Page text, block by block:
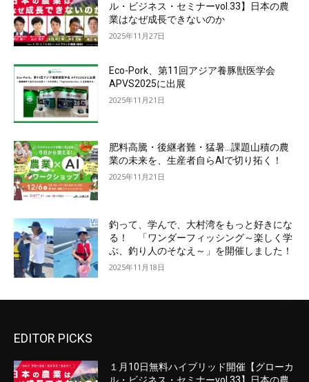
ル・ビジネス・セミナーvol.33】日本の農
業はなぜ成長できないのか
2025年11月27日
Eco-Pork、第11回アジア養豚獣医学会
APVS2025に出展
2025年11月21日
肥料高騰・後継者難・猛暑…課題山積の農
業の未来を、生産者自らAIで切り拓く！
2025年11月21日
釣って、学んで、大村湾をもっと好きにな
る！ 「ワンダーフィッシング～楽しく学
ぶ、釣り人のそなえ～」を開催しました！
2025年11月18日
EDITOR PICKS
１月10日無料ハイブリッド開催【グローカ
ル・ビジネス・セミナーvol.33】日本の農